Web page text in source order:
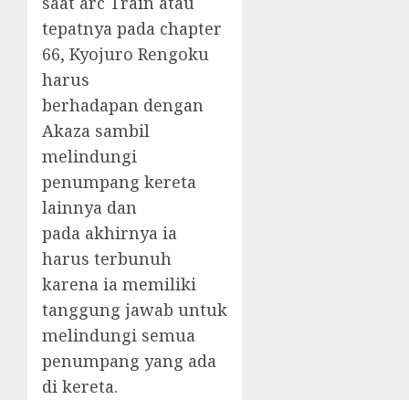
tepatnya pada chapter
66, Kyojuro Rengoku
harus
berhadapan dengan
Akaza sambil
melindungi
penumpang kereta
lainnya dan
pada akhirnya ia
harus terbunuh
karena ia memiliki
tanggung jawab untuk
melindungi semua
penumpang yang ada
di kereta.